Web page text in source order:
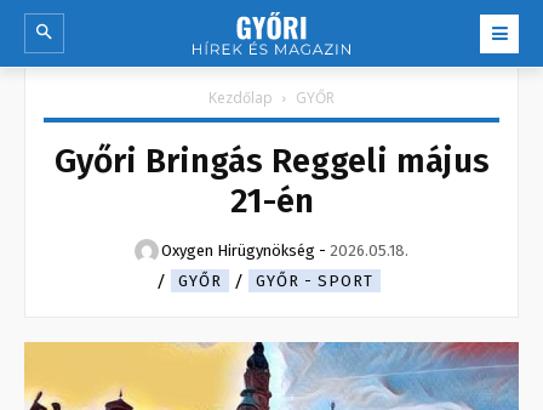
Kezdőlap GYŐR
Győri Bringás Reggeli május
21-én
Oxygen Hirügynökség - 2026.05.18.
GYŐR
GYŐR - SPORT